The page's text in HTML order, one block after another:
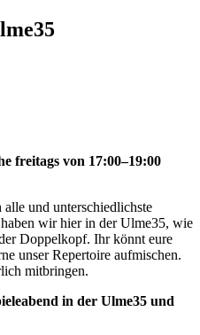
freitags von 17:00–19:00
und unterschiedlichste
wir hier in der Ulme35, wie
Doppelkopf. Ihr könnt eure
unser Repertoire aufmischen.
mitbringen.
in der Ulme35 und